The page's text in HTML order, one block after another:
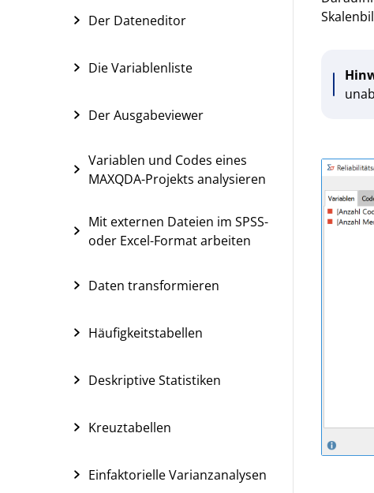
Der Dateneditor
Die Variablenliste
Der Ausgabeviewer
Variablen und Codes eines
MAXQDA-Projekts analysieren
Mit externen Dateien im SPSS-
oder Excel-Format arbeiten
Daten transformieren
Häufigkeitstabellen
Deskriptive Statistiken
Kreuztabellen
Einfaktorielle Varianzanalysen